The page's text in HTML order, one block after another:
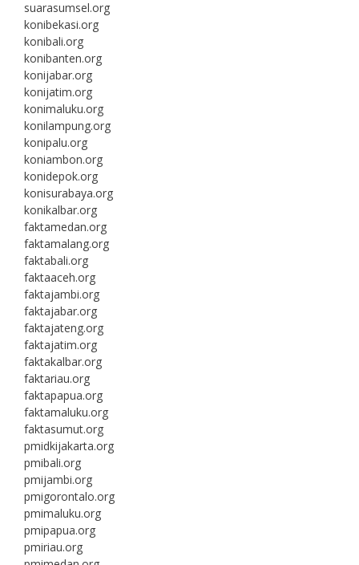
suarasumsel.org
konibekasi.org
konibali.org
konibanten.org
konijabar.org
konijatim.org
konimaluku.org
konilampung.org
konipalu.org
koniambon.org
konidepok.org
konisurabaya.org
konikalbar.org
faktamedan.org
faktamalang.org
faktabali.org
faktaaceh.org
faktajambi.org
faktajabar.org
faktajateng.org
faktajatim.org
faktakalbar.org
faktariau.org
faktapapua.org
faktamaluku.org
faktasumut.org
pmidkijakarta.org
pmibali.org
pmijambi.org
pmigorontalo.org
pmimaluku.org
pmipapua.org
pmiriau.org